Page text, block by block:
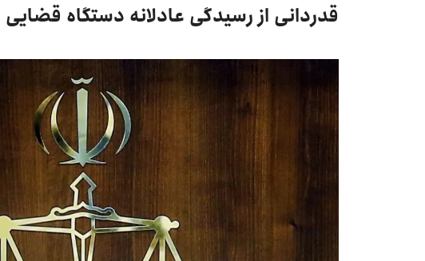
قدردانی از رسیدگی عادلانه دستگاه قضایی